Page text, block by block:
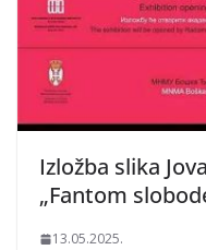
Izložba slika
„Fantom
13.05.2025.